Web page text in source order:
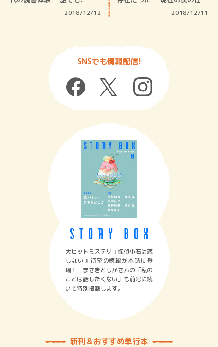
2018/12/12 2018/12/11
SNSでも情報配信!
大ヒットミステリ『探偵小石は恋
しない』待望の続編が本誌に登
場！ まさきとしかさんの「私の
ことは話したくない」も前号に続
いて特別掲載します。
新刊＆おすすめ単行本